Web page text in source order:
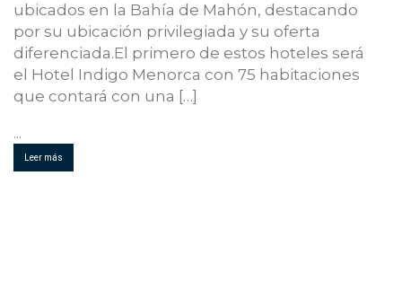
ubicados en la Bahía de Mahón, destacando
por su ubicación privilegiada y su oferta
diferenciada.El primero de estos hoteles será
el Hotel Indigo Menorca con 75 habitaciones
que contará con una […]
...
Leer más